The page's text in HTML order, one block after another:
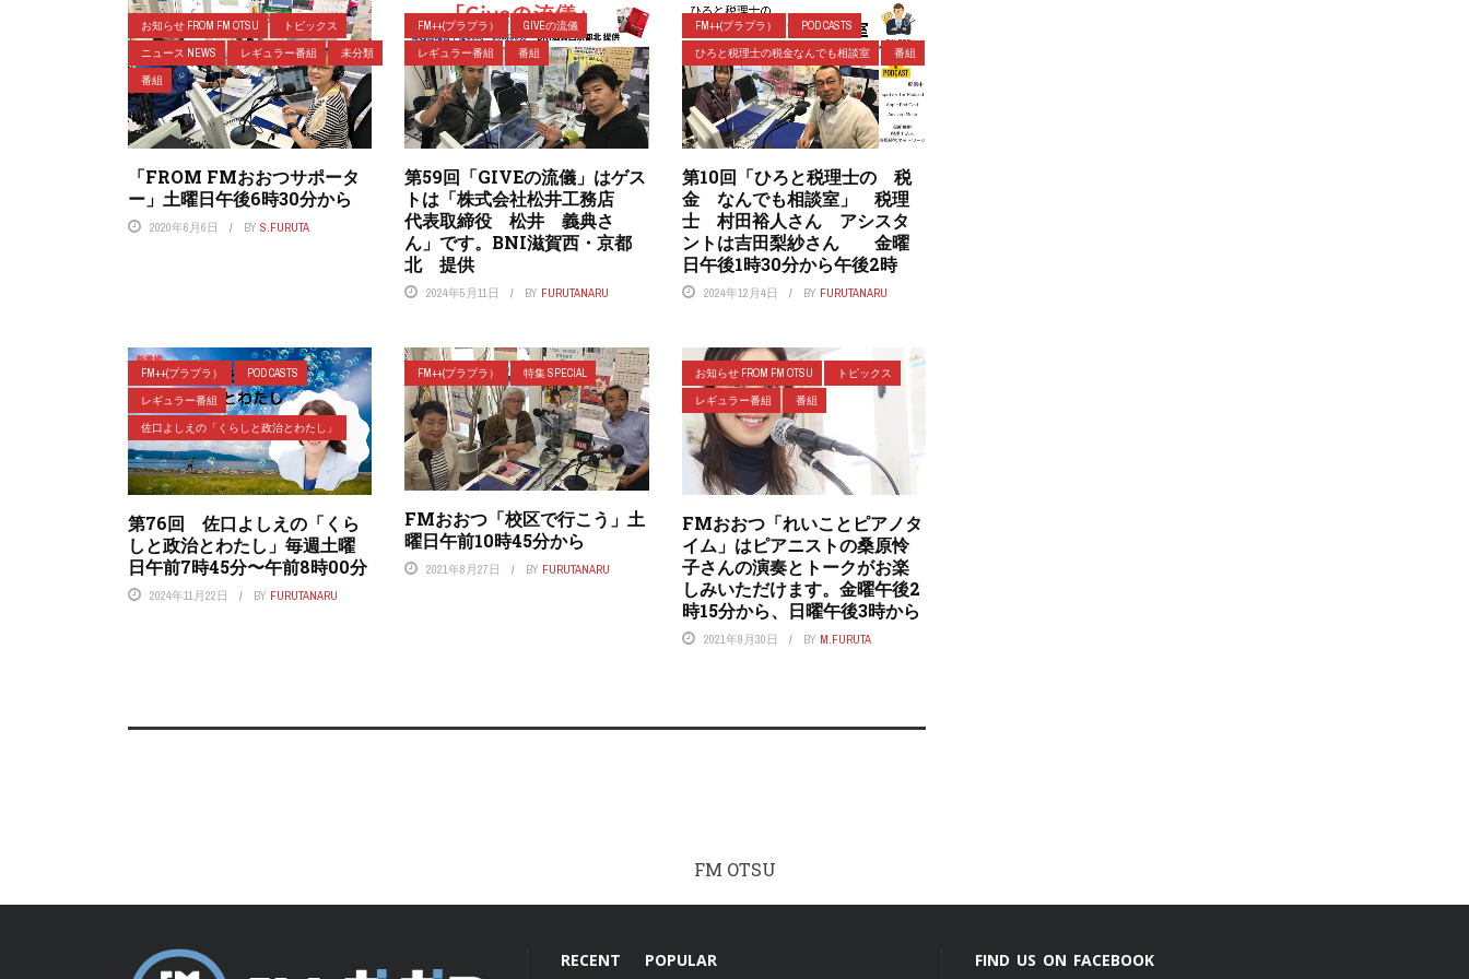
お知らせ FROM FM OTSU
トピックス
ニュース NEWS
レギュラー番組
未分類
番組
「FROM FMおおつサポータ
ー」土曜日午後6時30分から
2020年6月6日 BY S.FURUTA
FM++(プラプラ）
GIVEの流儀
レギュラー番組
番組
第59回「GIVEの流儀」はゲス
トは「株式会社松井工務店
代表取締役 松井 義典さ
ん」です。BNI滋賀西・京都
北 提供
2024年5月11日 BY FURUTANARU
FM++(プラプラ）
POD CASTS
ひろと税理士の税金なんでも相談室
番組
第10回「ひろと税理士の 税
金 なんでも相談室」 税理
士 村田裕人さん アシスタ
ントは吉田梨紗さん 金曜
日午後1時30分から午後2時
2024年12月4日 BY FURUTANARU
FM++(プラプラ）
POD CASTS
レギュラー番組
佐口よしえの「くらしと政治とわたし」
第76回 佐口よしえの「くら
しと政治とわたし」毎週土曜
日午前7時45分〜午前8時00分
2024年11月22日 BY FURUTANARU
FM++(プラプラ） 特集 SPECIAL
FMおおつ「校区で行こう」土
曜日午前10時45分から
2021年8月27日 BY FURUTANARU
お知らせ FROM FM OTSU
トピックス
レギュラー番組
番組
FMおおつ「れいことピアノタ
イム」はピアニストの桑原怜
子さんの演奏とトークがお楽
しみいただけます。金曜午後2
時15分から、日曜午後3時から
2021年9月30日 BY M.FURUTA
FM OTSU
RECENT POPULAR FIND US ON FACEBOOK